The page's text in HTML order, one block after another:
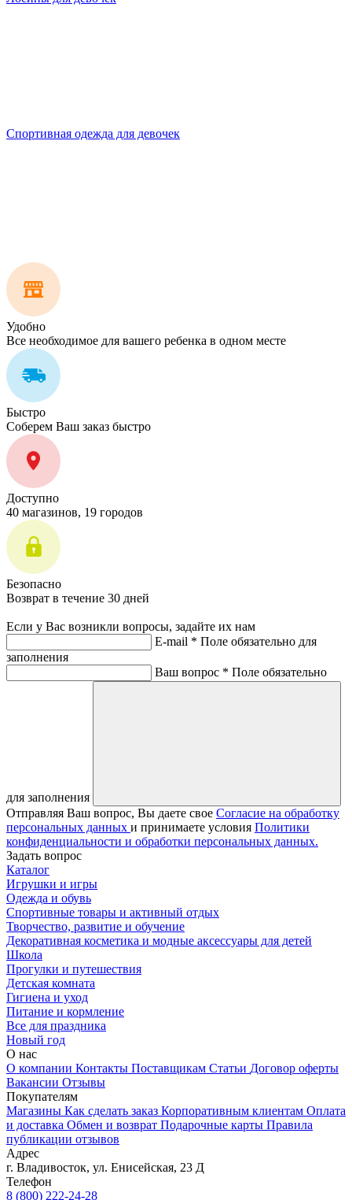
Спортивная одежда для девочек
Удобно
Все необходимое для вашего ребенка в одном месте
Быстро
Соберем Ваш заказ быстро
Доступно
40 магазинов, 19 городов
Безопасно
Возврат в течение 30 дней
Если у Вас возникли вопросы, задайте их нам
E-mail * Поле обязательно для
заполнения
Ваш вопрос * Поле обязательно
для заполнения
Отправляя Ваш вопрос, Вы даете свое Согласие на обработку
персональных данных и принимаете условия Политики
конфиденциальности и обработки персональных данных.
Задать вопрос
Каталог
Игрушки и игры
Одежда и обувь
Спортивные товары и активный отдых
Творчество, развитие и обучение
Декоративная косметика и модные аксессуары для детей
Школа
Прогулки и путешествия
Детская комната
Гигиена и уход
Питание и кормление
Все для праздника
Новый год
О нас
О компании Контакты Поставщикам Статьи Договор оферты
Вакансии Отзывы
Покупателям
Магазины Как сделать заказ Корпоративным клиентам Оплата
и доставка Обмен и возврат Подарочные карты Правила
публикации отзывов
Адрес
г. Владивосток, ул. Енисейская, 23 Д
Телефон
8 (800) 222-24-28